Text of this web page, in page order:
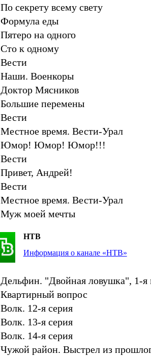
По секрету всему свету
Формула еды
Пятеро на одного
Сто к одному
Вести
Наши. Военкоры
Доктор Мясников
Большие перемены
Вести
Местное время. Вести-Урал
Юмор! Юмор! Юмор!!!
Вести
Привет, Андрей!
Вести
Местное время. Вести-Урал
Муж моей мечты
НТВ
Информация о канале «НТВ»
Дельфин. "Двойная ловушка", 1-я
Квартирный вопрос
Волк. 12-я серия
Волк. 13-я серия
Волк. 14-я серия
Чужой район. Выстрел из